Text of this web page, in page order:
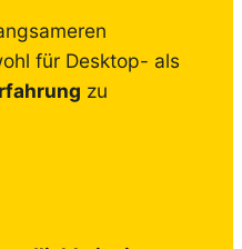
für Desktop- als
zu